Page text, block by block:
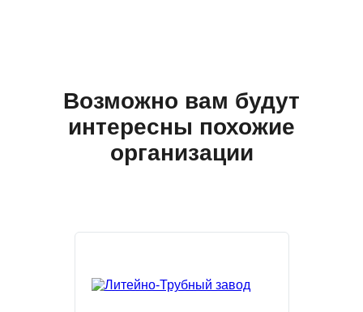
Возможно вам будут
интересны похожие
организации